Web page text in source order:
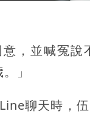
，並喊冤說
」
聊天時，